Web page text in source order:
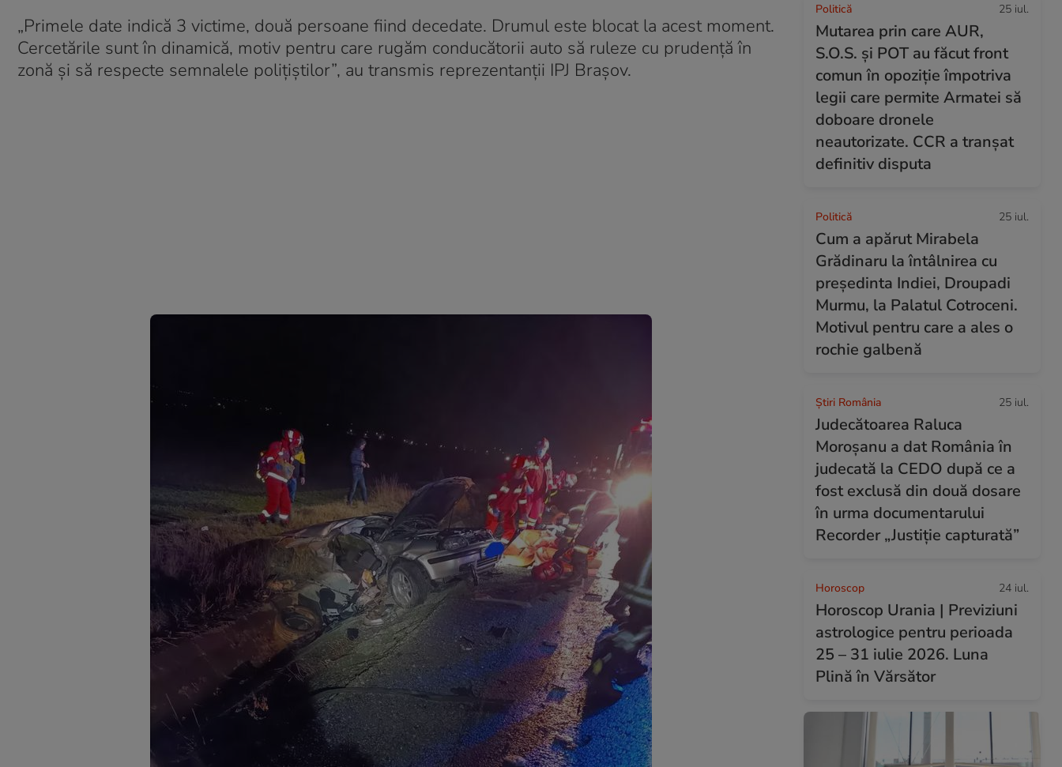
„Primele date indică 3 victime, două persoane fiind decedate. Drumul este blocat la acest moment.
Cercetările sunt în dinamică, motiv pentru care rugăm conducătorii auto să ruleze cu prudență în
zonă și să respecte semnalele polițiștilor”, au transmis reprezentanții IPJ Brașov.
Politică 25 iul.
Mutarea prin care AUR,
S.O.S. și POT au făcut front
comun în opoziție împotriva
legii care permite Armatei să
doboare dronele
neautorizate. CCR a tranșat
definitiv disputa
Politică 25 iul.
Cum a apărut Mirabela
Grădinaru la întâlnirea cu
președinta Indiei, Droupadi
Murmu, la Palatul Cotroceni.
Motivul pentru care a ales o
rochie galbenă
Știri România 25 iul.
Judecătoarea Raluca
Moroșanu a dat România în
judecată la CEDO după ce a
fost exclusă din două dosare
în urma documentarului
Recorder „Justiție capturată”
Horoscop 24 iul.
Horoscop Urania | Previziuni
astrologice pentru perioada
25 – 31 iulie 2026. Luna
Plină în Vărsător